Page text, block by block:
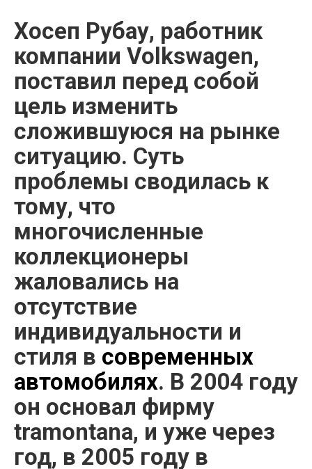
Хосеп Рубау, работник
компании Volkswagen,
поставил перед собой
цель изменить
сложившуюся на рынке
ситуацию. Суть
проблемы сводилась к
тому, что
многочисленные
коллекционеры
жаловались на
отсутствие
индивидуальности и
стиля в современных
автомобилях. В 2004 году
он основал фирму
tramontana, и уже через
год, в 2005 году в